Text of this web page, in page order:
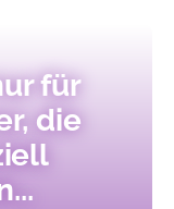
für
die